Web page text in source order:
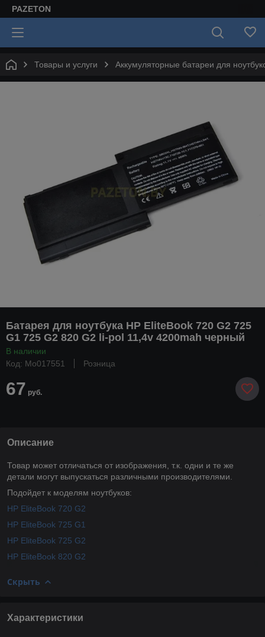
PAZETON
Товары и услуги Аккумуляторные батареи для
Батарея для ноутбука HP EliteBook 720 G2 725
G1 725 G2 820 G2 li-pol 11,4v 4200mah черный
В наличии
Код: Mo017551
Розница
67 руб.
Описание
Товар может отличаться от изображения, т.к. одни и те же
детали могут выпускаться различными производителями.
Подойдет к моделям ноутбуков:
HP EliteBook 720 G2
HP EliteBook 725 G1
HP EliteBook 725 G2
HP EliteBook 820 G2
Скрыть
Характеристики